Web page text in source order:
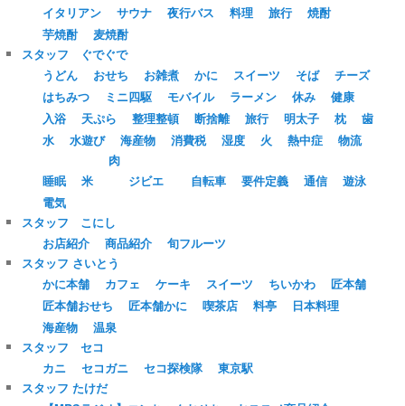
イタリアン
サウナ 夜行バス 料理 旅行
焼酎
芋焼酎
麦焼酎
スタッフ ぐでぐで
うどん
おせち お雑煮 かに スイーツ そば
チーズ
はちみつ
ミニ四駆 モバイル ラーメン 休み
健康
入浴
天ぷら 整理整頓 断捨離 旅行 明太子 枕
歯
水
水遊び 海産物 消費税 湿度 火 熱中症 物流
睡眠 米
肉
ジビエ
自転車 要件定義 通信
遊泳
電気
スタッフ こにし
お店紹介
商品紹介
旬フルーツ
スタッフ さいとう
かに本舗
カフェ ケーキ スイーツ ちいかわ
匠本舗
匠本舗おせち
匠本舗かに 喫茶店 料亭
日本料理
海産物
温泉
スタッフ セコ
カニ
セコガニ セコ探検隊
東京駅
スタッフ たけだ